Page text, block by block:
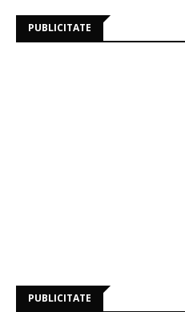
PUBLICITATE
PUBLICITATE